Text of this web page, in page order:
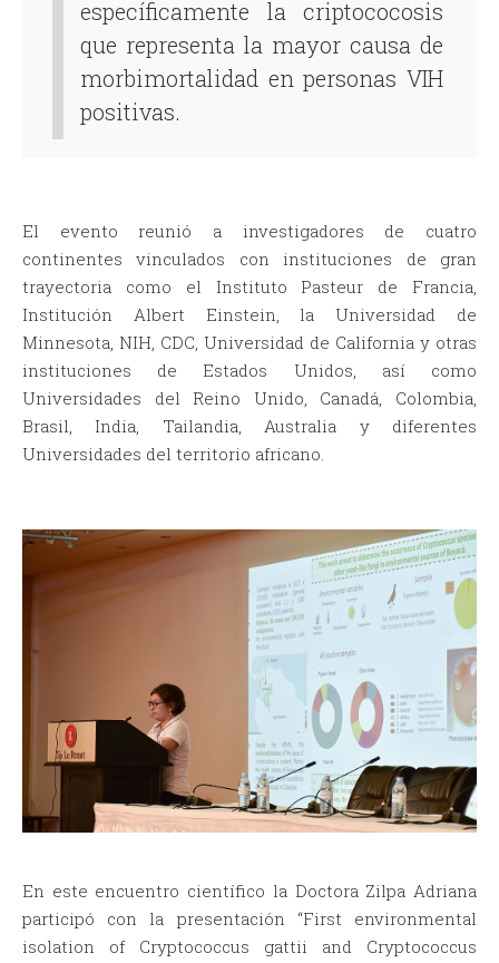
específicamente la criptococosis
que representa la mayor causa de
morbimortalidad en personas VIH
positivas.
El evento reunió a investigadores de cuatro
continentes vinculados con instituciones de gran
trayectoria como el Instituto Pasteur de Francia,
Institución Albert Einstein, la Universidad de
Minnesota, NIH, CDC, Universidad de California y otras
instituciones de Estados Unidos, así como
Universidades del Reino Unido, Canadá, Colombia,
Brasil, India, Tailandia, Australia y diferentes
Universidades del territorio africano.
En este encuentro científico la Doctora Zilpa Adriana
participó con la presentación “First environmental
isolation of Cryptococcus gattii and Cryptococcus